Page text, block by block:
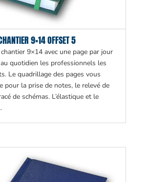
9×14 OFFSET 5
chantier 9×14 avec une page par jour
quotidien les professionnels les
Le quadrillage des pages vous
pour la prise de notes, le relevé de
de schémas. L’élastique et le